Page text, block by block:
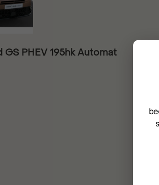
GS PHEV 195hk Automat